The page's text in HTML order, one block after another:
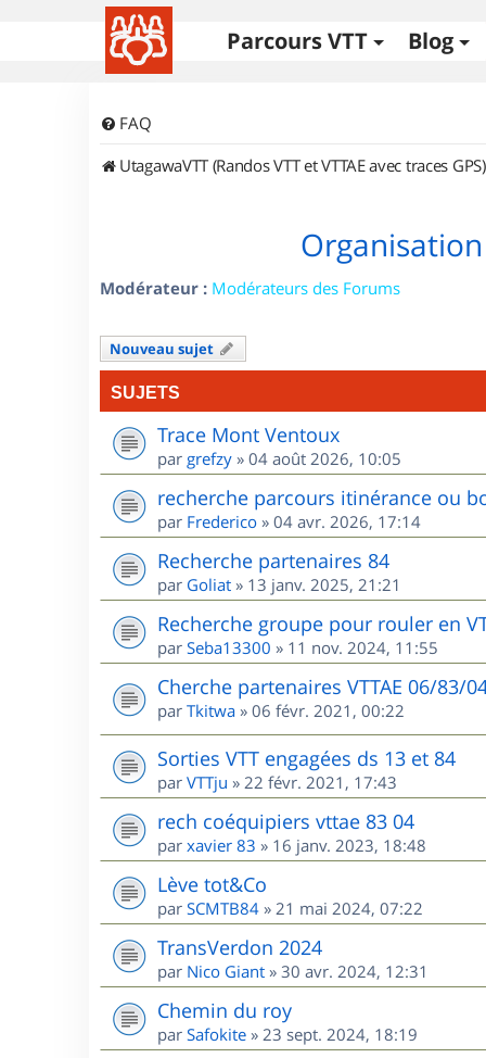
Parcours VTT Blog
FAQ
UtagawaVTT (Randos VTT et VTTAE avec traces GPS)
Modérateur : Modérateurs des Forums
Nouveau sujet
SUJETS
Trace Mont Ventoux
par grefzy » 04 août 2026, 10:05
recherche parcours itinérance ou
par Frederico » 04 avr. 2026, 17:14
Recherche partenaires 84
par Goliat » 13 janv. 2025, 21:21
Recherche groupe pour rouler en
par Seba13300 » 11 nov. 2024, 11:55
Cherche partenaires VTTAE 06/83/
par Tkitwa » 06 févr. 2021, 00:22
Sorties VTT engagées ds 13 et 84
par VTTju » 22 févr. 2021, 17:43
rech coéquipiers vttae 83 04
par xavier 83 » 16 janv. 2023, 18:48
Lève tot&Co
par SCMTB84 » 21 mai 2024, 07:22
TransVerdon 2024
par Nico Giant » 30 avr. 2024, 12:31
Chemin du roy
par Safokite » 23 sept. 2024, 18:19